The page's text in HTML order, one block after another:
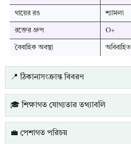
গায়ের রঙ শ্যামলা
রক্তের গ্রুপ O+
বৈবাহিক অবস্থা অবিবাহিত
📍 ঠিকানাসংক্রান্ত বিবরণ
🎓 শিক্ষাগত যোগ্যতার তথ্যাবলি
💼 পেশাগত পরিচয়